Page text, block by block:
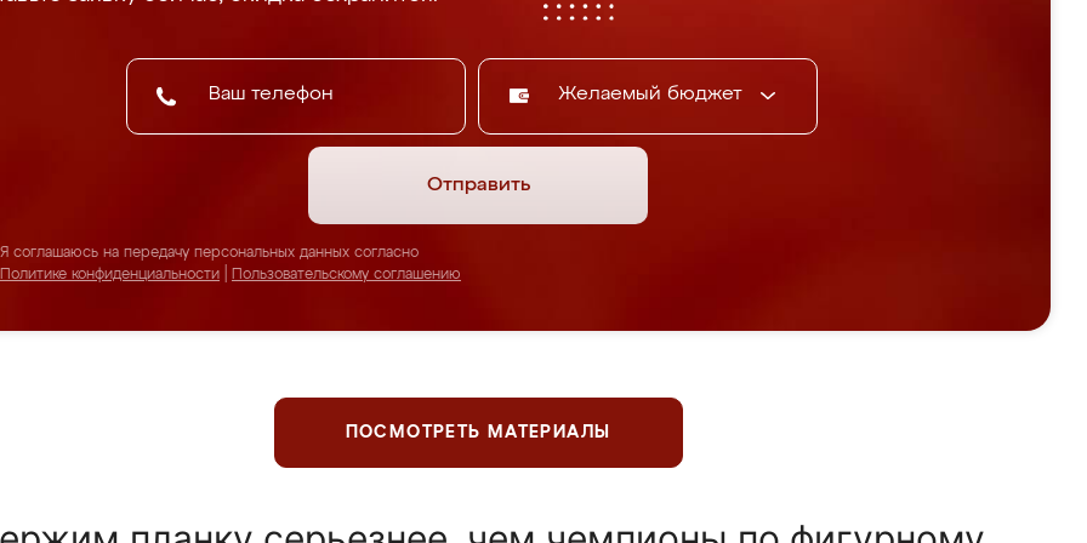
Желаемый бюджет
Отправить
Я соглашаюсь на передачу персональных данных согласно
Политике конфиденциальности
Пользовательскому соглашению
ПОСМОТРЕТЬ МАТЕРИАЛЫ